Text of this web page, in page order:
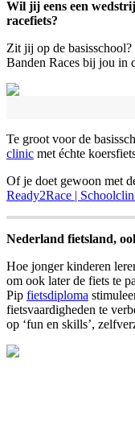
Wil jij eens een
racefiets?
Zit jij op de
Banden Races bij jou in
Te groot voor de
clinic met échte
Of je doet gewoon met
Ready2Race |
Nederland fietsland,
Hoe jonger kinderen
om ook later de fiets te
Pip fietsdiploma
fietsvaardigheden te
op ‘fun en skills’,